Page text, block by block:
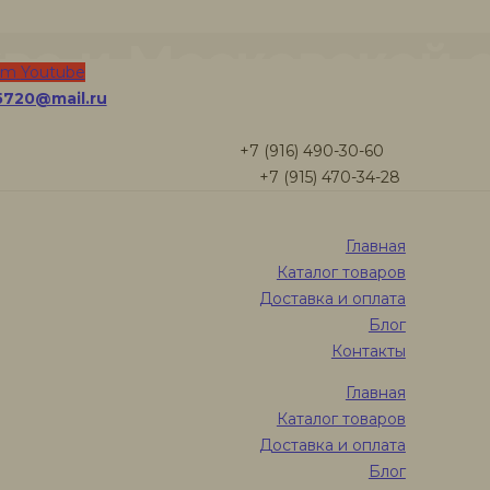
Youtube
+7 (916) 490-30-60
+7 (915) 470-34-28
Главная
Каталог товаров
Доставка и оплата
Блог
Контакты
Главная
Каталог товаров
Доставка и оплата
Блог
и Московской
из джута
утеплитель из джута недорого по цене?
из джута можно приобрести по невысокой цене в
— предлагает джутовый
на строительных утеплителях, а доставка